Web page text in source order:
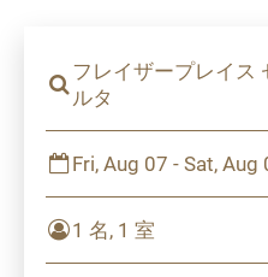
フレイザープレイス
ルタ
Fri, Aug 07 - Sat, Aug
1 名, 1 室